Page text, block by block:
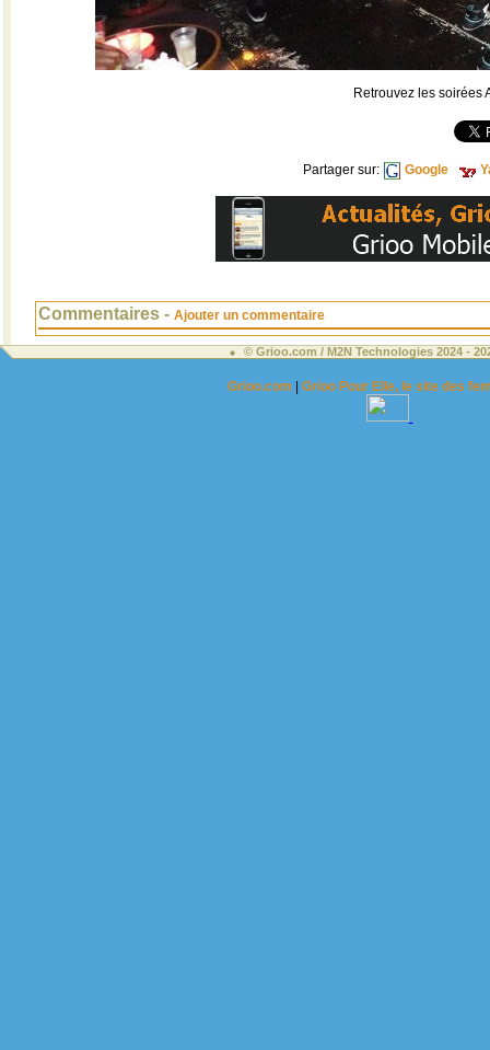
Retrouvez les soirées
Partager sur: Google
Commentaires - Ajouter un commentaire
© Grioo.com / M2N Technologies 2024 -
Grioo.com |Grioo Pour Elle, le site des